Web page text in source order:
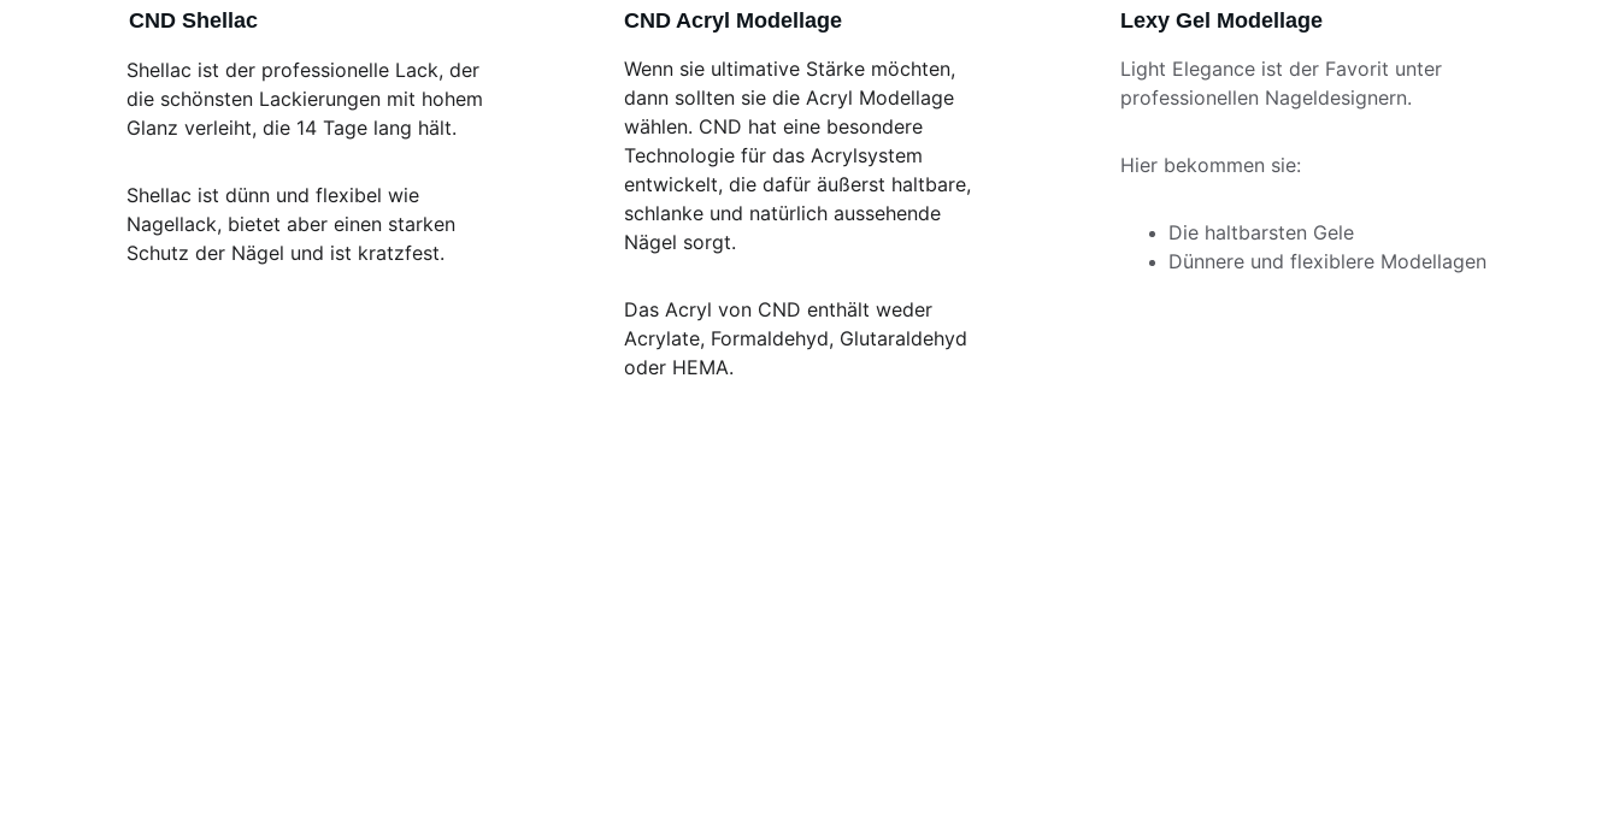
CND Shellac
CND Acryl Modellage
Wenn sie ultimative Stärke möchten,
dann sollten sie die Acryl Modellage
wählen. CND hat eine besondere
Technologie für das Acrylsystem
entwickelt, die dafür äußerst haltbare,
schlanke und natürlich aussehende
Nägel sorgt.
Das Acryl von CND enthält weder
Acrylate, Formaldehyd, Glutaraldehyd
oder HEMA.
Light Elegance ist der Favorit unter
professionellen Nageldesignern.
Hier bekommen sie:
Die haltbarsten Gele
Dünnere und flexiblere Modellagen
Lexy Gel Modellage
Shellac ist der professionelle Lack, der
die schönsten Lackierungen mit hohem
Glanz verleiht, die 14 Tage lang hält.
Shellac ist dünn und flexibel wie
Nagellack, bietet aber einen starken
Schutz der Nägel und ist kratzfest.